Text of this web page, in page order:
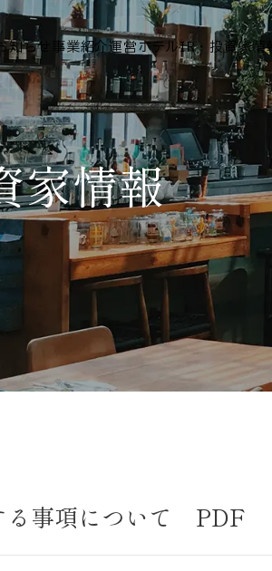
知らせ 事業紹介運営ホテルIR・投資家情報
トップ
企業情報
会社概要
代表者挨拶
グループ一覧
経営理念
事業紹介
インバウンド送客事業
家情報
る事項について PDF